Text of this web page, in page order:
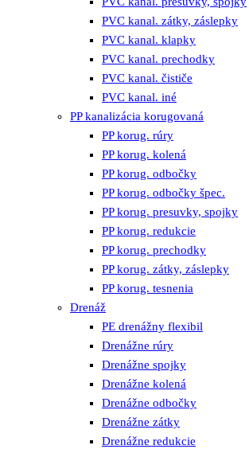
PVC kanal. zátky, záslepky
PVC kanal. klapky
PVC kanal. prechodky
PVC kanal. čističe
PVC kanal. iné
PP kanalizácia korugovaná
PP korug. rúry
PP korug. kolená
PP korug. odbočky
PP korug. odbočky špec.
PP korug. presuvky, spojky
PP korug. redukcie
PP korug. prechodky
PP korug. zátky, záslepky
PP korug. tesnenia
Drenáž
PE drenážny flexibil
Drenážne rúry
Drenážne spojky
Drenážne kolená
Drenážne odbočky
Drenážne zátky
Drenážne redukcie